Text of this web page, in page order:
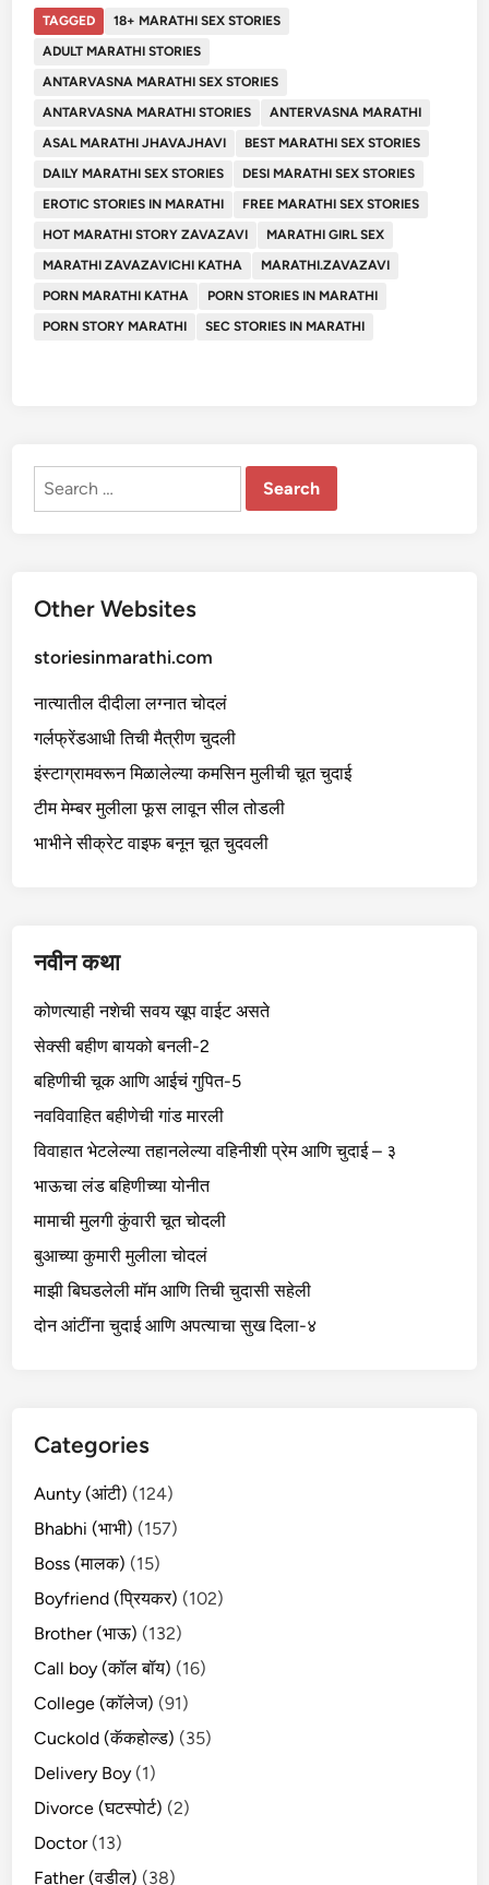
TAGGED
18+ MARATHI SEX STORIES
ADULT MARATHI STORIES
ANTARVASNA MARATHI SEX STORIES
ANTARVASNA MARATHI STORIES
ANTERVASNA MARATHI
ASAL MARATHI JHAVAJHAVI
BEST MARATHI SEX STORIES
DAILY MARATHI SEX STORIES
DESI MARATHI SEX STORIES
EROTIC STORIES IN MARATHI
FREE MARATHI SEX STORIES
HOT MARATHI STORY ZAVAZAVI
MARATHI GIRL SEX
MARATHI ZAVAZAVICHI KATHA
MARATHI.ZAVAZAVI
PORN MARATHI KATHA
PORN STORIES IN MARATHI
PORN STORY MARATHI
SEC STORIES IN MARATHI
Search
Other Websites
storiesinmarathi.com
नात्यातील दीदीला लग्नात चोदलं
गर्लफ्रेंडआधी तिची मैत्रीण चुदली
इंस्टाग्रामवरून मिळालेल्या कमसिन मुलीची चूत चुदाई
टीम मेम्बर मुलीला फूस लावून सील तोडली
भाभीने सीक्रेट वाइफ बनून चूत चुदवली
नवीन कथा
कोणत्याही नशेची सवय खूप वाईट असते
सेक्सी बहीण बायको बनली-2
बहिणीची चूक आणि आईचं गुपित-5
नवविवाहित बहीणेची गांड मारली
विवाहात भेटलेल्या तहानलेल्या वहिनीशी प्रेम आणि चुदाई – ३
भाऊचा लंड बहिणीच्या योनीत
मामाची मुलगी कुंवारी चूत चोदली
बुआच्या कुमारी मुलीला चोदलं
माझी बिघडलेली मॉम आणि तिची चुदासी सहेली
दोन आंटींना चुदाई आणि अपत्याचा सुख दिला-४
Categories
Aunty (आंटी) (124)
Bhabhi (भाभी) (157)
Boss (मालक) (15)
Boyfriend (प्रियकर) (102)
Brother (भाऊ) (132)
Call boy (कॉल बॉय) (16)
College (कॉलेज) (91)
Cuckold (कॅकहोल्ड) (35)
Delivery Boy (1)
Divorce (घटस्पोर्ट) (2)
Doctor(13)
Father (वडील) (38)